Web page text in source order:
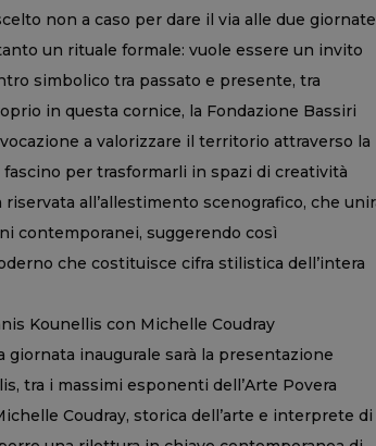
non a caso per dare il via alle due
un rituale formale: vuole essere un invito
simbolico tra passato e presente, tra
in questa cornice, la Fondazione Bassiri
a valorizzare il territorio attraverso la
per trasformarli in spazi di creatività
all’allestimento scenografico, che
contemporanei, suggerendo così
che costituisce cifra stilistica dell’intera
Kounellis con Michelle Coudray
inaugurale sarà la presentazione
tra i massimi esponenti dell’Arte Povera
Coudray, storica dell’arte e interprete di